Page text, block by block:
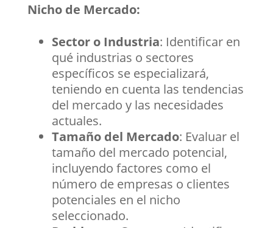
Nicho de Mercado:
Sector o Industria: Identificar en
qué industrias o sectores
específicos se especializará,
teniendo en cuenta las tendencias
del mercado y las necesidades
actuales.
Tamaño del Mercado: Evaluar el
tamaño del mercado potencial,
incluyendo factores como el
número de empresas o clientes
potenciales en el nicho
seleccionado.